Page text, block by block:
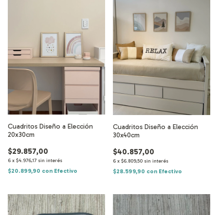
Cuadritos Diseño a Elección
20x30cm
$29.857,00
6 x $4.976,17 sin interés
$20.899,90 con Efectivo
Cuadritos Diseño a Elección
30x40cm
$40.857,00
6 x $6.809,50 sin interés
$28.599,90 con Efectivo